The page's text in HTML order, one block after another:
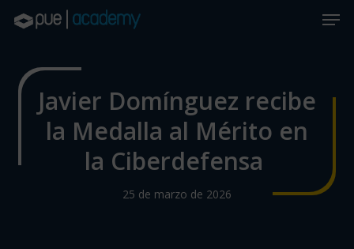
content
Javier Domínguez recibe
la Medalla al Mérito en
la Ciberdefensa
25 de marzo de 2026